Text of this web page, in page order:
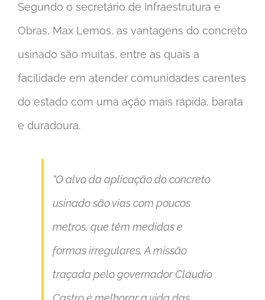
Segundo o secretário de Infraestrutura e
Obras, Max Lemos, as vantagens do concreto
usinado são muitas, entre as quais a
facilidade em atender comunidades carentes
do estado com uma ação mais rápida, barata
e duradoura.
”O alvo da aplicação do concreto
usinado são vias com poucos
metros, que têm medidas e
formas irregulares. A missão
traçada pelo governador Cláudio